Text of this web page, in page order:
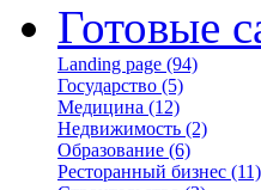
Готовые
Landing page (94)
Государство (5)
Медицина (12)
Недвижимость (2)
Образование (6)
Ресторанный бизнес (11)